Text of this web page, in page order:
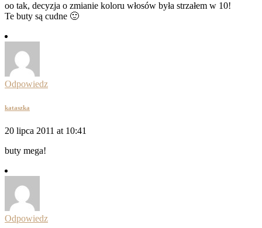
oo tak, decyzja o zmianie koloru włosów była strzałem w 10!
Te buty są cudne 🙂
Odpowiedz
kataszka
20 lipca 2011 at 10:41
buty mega!
Odpowiedz